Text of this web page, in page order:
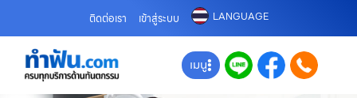
ติดต่อเรา เข้าสู่ระบบ LANGUAGE
เมนู